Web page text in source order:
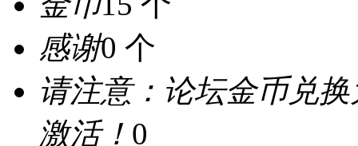
感谢0 个
请注意：论坛金币兑
激活！ 0